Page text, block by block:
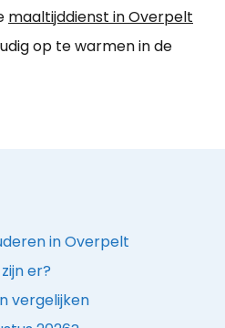
maaltijddienst in Overpelt
op te warmen in de
in Overpelt
er?
vergelijken